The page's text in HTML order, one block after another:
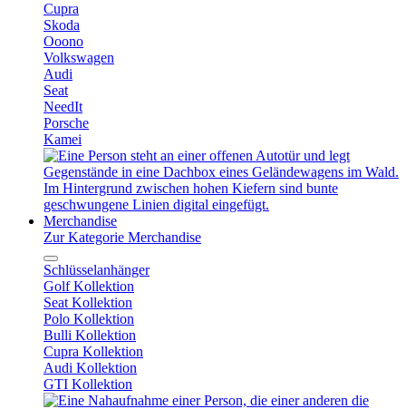
Cupra
Skoda
Ooono
Volkswagen
Audi
Seat
NeedIt
Porsche
Kamei
Merchandise
Zur Kategorie Merchandise
Schlüsselanhänger
Golf Kollektion
Seat Kollektion
Polo Kollektion
Bulli Kollektion
Cupra Kollektion
Audi Kollektion
GTI Kollektion